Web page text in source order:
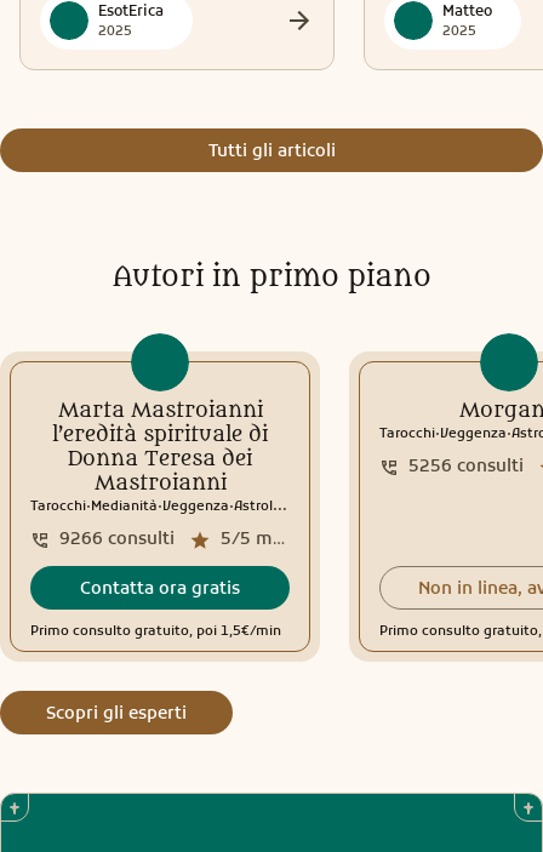
EsotErica
2025
Matteo
2025
Tutti gli articoli
Autori in primo piano
Marta Mastroianni
l’eredità spirituale di
Donna Teresa dei
Mastroianni
Tarocchi.Medianità.Veggenza.Astrologia
5/5 media recensioni
9266 consulti
Contatta ora gratis
Primo consulto gratuito, poi 1,5€/min
Tarocchi.Veggenza.
5256 consulti
Non in linea,
Primo consulto
Scopri gli esperti